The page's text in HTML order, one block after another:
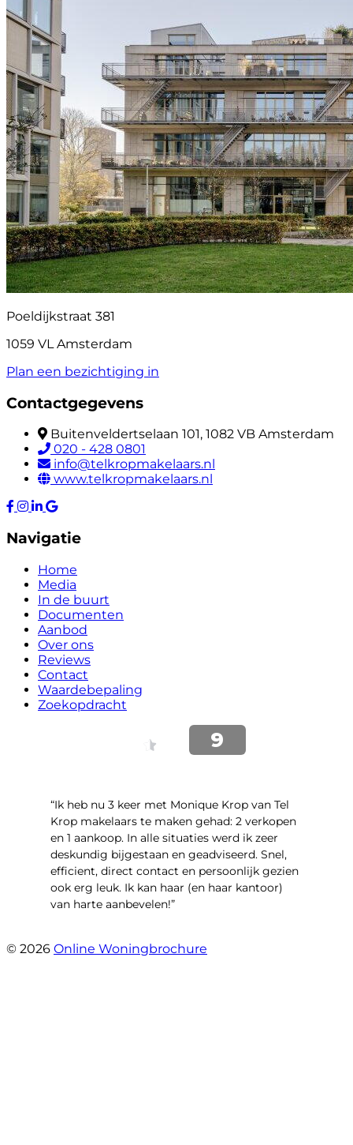
Poeldijkstraat 381
1059 VL Amsterdam
Plan een bezichtiging in
Contactgegevens
Buitenveldertselaan 101, 1082 VB Amsterdam
020 - 428 0801
info@telkropmakelaars.nl
www.telkropmakelaars.nl
Navigatie
Home
Media
In de buurt
Documenten
Aanbod
Over ons
Reviews
Contact
Waardebepaling
Zoekopdracht
“Ik heb nu 3 keer met Monique Krop van Tel
Krop makelaars te maken gehad: 2 verkopen
en 1 aankoop. In alle situaties werd ik zeer
deskundig bijgestaan en geadviseerd. Snel,
efficient, direct contact en persoonlijk gezien
ook erg leuk. Ik kan haar (en haar kantoor)
van harte aanbevelen!”
© 2026 Online Woningbrochure